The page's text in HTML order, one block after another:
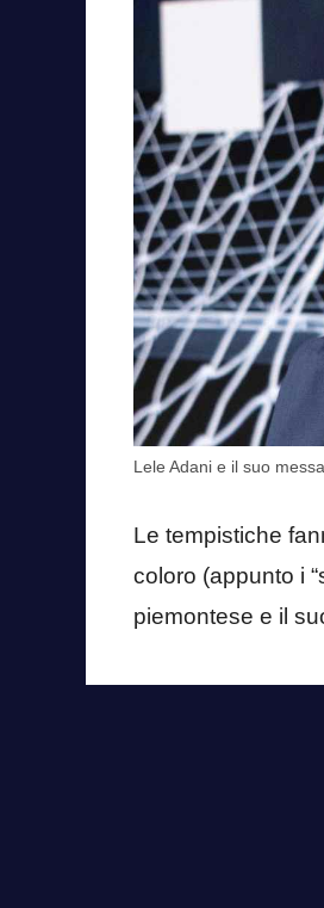
Lele Adani e il suo
Le tempistiche
coloro (appunto i
piemontese e il